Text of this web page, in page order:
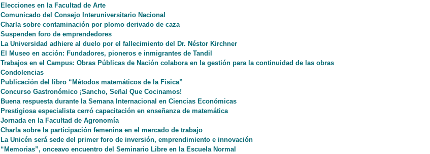
Elecciones en la Facultad de Arte
Comunicado del Consejo Interuniversitario Nacional
Charla sobre contaminación por plomo derivado de caza
Suspenden foro de emprendedores
La Universidad adhiere al duelo por el fallecimiento del Dr. Néstor Kirchner
El Museo en acción: Fundadores, pioneros e inmigrantes de Tandil
Trabajos en el Campus: Obras Públicas de Nación colabora en la gestión para la continuidad de las obras
Condolencias
Publicación del libro “Métodos matemáticos de la Física”
Concurso Gastronómico ¡Sancho, Señal Que Cocinamos!
Buena respuesta durante la Semana Internacional en Ciencias Económicas
Prestigiosa especialista cerró capacitación en enseñanza de matemática
Jornada en la Facultad de Agronomía
Charla sobre la participación femenina en el mercado de trabajo
La Unicén será sede del primer foro de inversión, emprendimiento e innovación
“Memorias”, onceavo encuentro del Seminario Libre en la Escuela Normal